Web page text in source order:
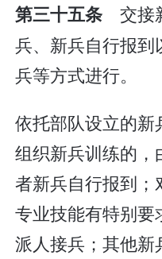
第三十五条 交接
兵、新兵自行报
兵等方式进行。
依托部队设立的新
组织新兵训练的
者新兵自行报到
专业技能有特别要
派人接兵；其他